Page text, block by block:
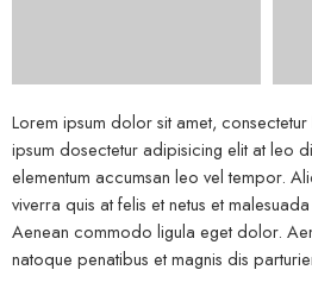
Lorem ipsum dolor sit amet,
ipsum dosectetur adipisicing elit at leo
elementum accumsan leo vel tempor.
viverra quis at felis et netus et
Aenean commodo ligula eget dolor.
natoque penatibus et magnis dis